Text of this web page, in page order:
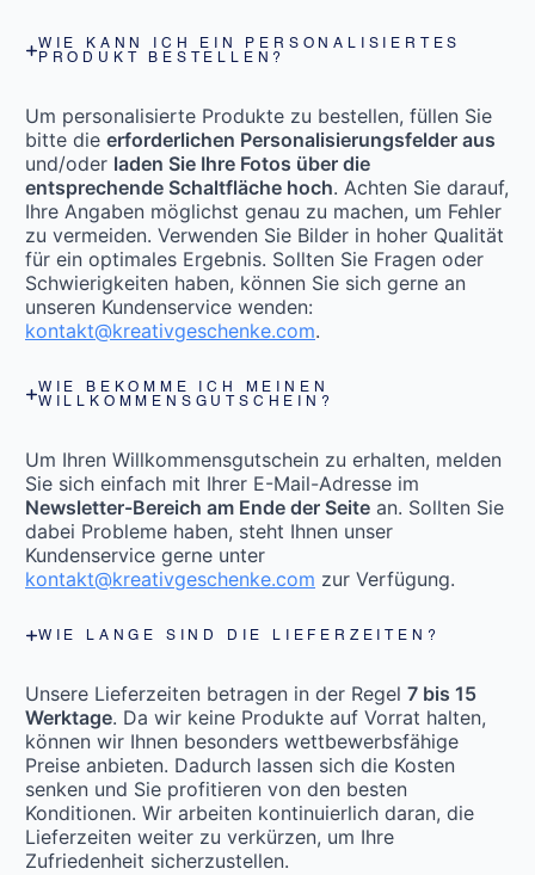
WIE KANN ICH EIN PERSONALISIERTES
PRODUKT BESTELLEN?
Um personalisierte Produkte zu bestellen, füllen Sie
bitte die erforderlichen Personalisierungsfelder aus
und/oder laden Sie Ihre Fotos über die
entsprechende Schaltfläche hoch. Achten Sie darauf,
Ihre Angaben möglichst genau zu machen, um Fehler
zu vermeiden. Verwenden Sie Bilder in hoher Qualität
für ein optimales Ergebnis. Sollten Sie Fragen oder
Schwierigkeiten haben, können Sie sich gerne an
unseren Kundenservice wenden:
kontakt@kreativgeschenke.com.
WIE BEKOMME ICH MEINEN
WILLKOMMENSGUTSCHEIN?
Um Ihren Willkommensgutschein zu erhalten, melden
Sie sich einfach mit Ihrer E-Mail-Adresse im
Newsletter-Bereich am Ende der Seite an. Sollten Sie
dabei Probleme haben, steht Ihnen unser
Kundenservice gerne unter
kontakt@kreativgeschenke.com zur Verfügung.
WIE LANGE SIND DIE LIEFERZEITEN?
Unsere Lieferzeiten betragen in der Regel 7 bis 15
Werktage. Da wir keine Produkte auf Vorrat halten,
können wir Ihnen besonders wettbewerbsfähige
Preise anbieten. Dadurch lassen sich die Kosten
senken und Sie profitieren von den besten
Konditionen. Wir arbeiten kontinuierlich daran, die
Lieferzeiten weiter zu verkürzen, um Ihre
Zufriedenheit sicherzustellen.